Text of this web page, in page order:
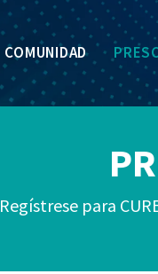
COMUNIDAD
Regístrese para